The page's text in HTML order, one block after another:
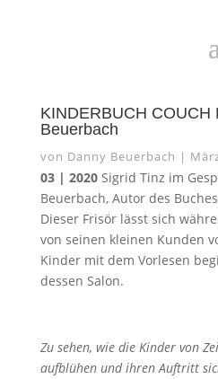
KINDERBUCH COUCH
Beuerbach
von Danny Beuerbach |
03 | 2020Sigrid Tinz im
Beuerbach, Autor des
Dieser Frisör lässt sich
von seinen kleinen Kunden
Kinder mit dem Vorlesen
dessen Salon.
Zu sehen, wie die Kinder von
aufblühen und ihren Auftritt